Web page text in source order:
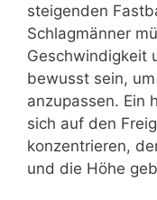
steigenden
Schlagmänner
Geschwindigkeit
bewusst sein,
anzupassen. Ein
sich auf den
konzentrieren,
und die Höhe